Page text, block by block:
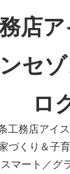
店
ンセ
ロ
工務店アイ
づくり＆子
マート／グ